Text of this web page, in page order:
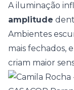
Ailuminação
amplitude
Ambientes
mais fechados,
criam maior